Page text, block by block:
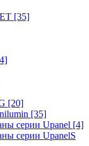
[35]
[20]
[35]
серии Upanel [4]
серии UpanelS